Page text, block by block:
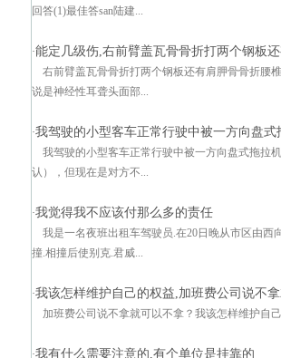
回答(1)最佳答san陆建...
·能定几级伤,右前臂盖瓦骨骨折打两个钢板
右前臂盖瓦骨骨折打两个钢板还有肩胛骨骨折腰
说是神经性耳聋头面部...
·我驾驶的小型客车正常行驶中被一方向盘
我驾驶的小型客车正常行驶中被一方向盘式拖拉
认），但现在是对方不...
·我觉得我不应该付那么多的责任
我是一名夜班出租车驾驶员.在20日晚从市区由
撞.相撞后使别克.君威...
·我该怎样维护自己的权益,加班费公司说不
加班费公司说不拿就可以不拿？我该怎样维护自
·我有什么需要注意的,有个单位是挂靠的